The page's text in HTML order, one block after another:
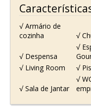
√ Armário de
cozinha
√
√ Despensa
√
√ Living Room
√
√ Sala de Jantar
√